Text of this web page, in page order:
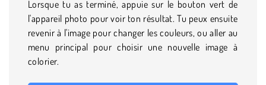
Lorsque tu as terminé, appuie sur le bouton vert de
l'appareil photo pour voir ton résultat. Tu peux ensuite
revenir à l'image pour changer les couleurs, ou aller au
menu principal pour choisir une nouvelle image à
colorier.